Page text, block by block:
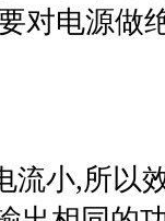
对电源做
流小,所以